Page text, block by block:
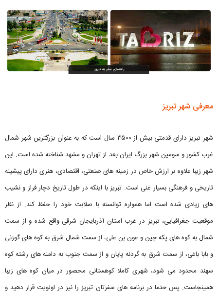
معرفی شهر تبریز
شهر تبریز دارای قدمتی بیش از ۳۵۰۰ سال است که به عنوان بزرگترین شهر شمال
غرب کشور و سومین شهر بزرگ ایران بعد از تهران و مشهد شناخته شده است. این
شهر زیبا علاوه بر ارزش خاص در زمینه های صنعتی، اقتصادی، هنری دارای پیشینه
تاریخی و فرهنگی بسیار غنی است. تبریز با اینکه در طول تاریخ دچار فراز و نشیب
های زیادی شده است اما همواره توانسته با صلابت خود را حفظ کند. از نظر
موقعیت جغرافیایی، تبریز در غرب استان آذربایجان شرقی واقع شده و از سمت
شمال به کوه‌ های پکه‌ چین و عون بن علی، از سمت شمال ‌شرق به کوه‌ های گوزنی
و بابا باغی، از سمت شرق به گردنه پایان و از سمت جنوب به دامنه ‌های رشته‌ کوه
سهند محدود می شود، شهری کاملا کوهستانی محصور در میان کوه های زیبا
همینجاست. پس حتما در برنامه های سفرتان تبریز را نیز در اولویت قرار دهید و